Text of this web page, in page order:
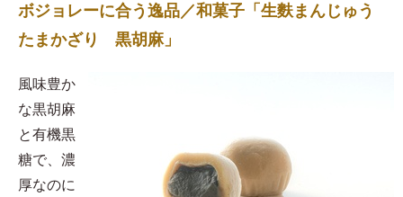
ボジョレーに合う逸品／和菓子「生麩まんじゅう
たまかざり 黒胡麻」
風味豊か
な黒胡麻
と有機黒
糖で、濃
厚なのに